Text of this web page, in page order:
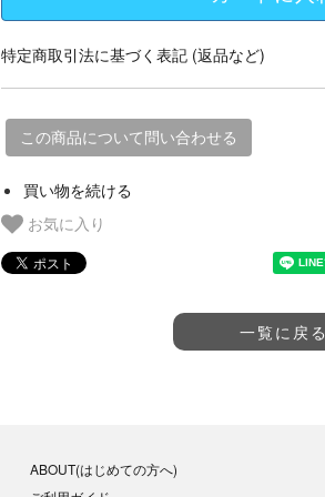
特定商取引法に基づく表記 (返品など)
この商品について問い合わせる
買い物を続ける
お気に入り
一覧に戻る
ABOUT(はじめての方へ)